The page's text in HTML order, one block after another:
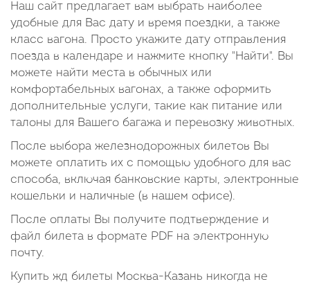
Наш сайт предлагает вам выбрать наиболее
удобные для Вас дату и время поездки, а также
класс вагона. Просто укажите дату отправления
поезда в календаре и нажмите кнопку "Найти". Вы
можете найти места в обычных или
комфортабельных вагонах, а также оформить
дополнительные услуги, такие как питание или
талоны для Вашего багажа и перевозку животных.
После выбора железнодорожных билетов Вы
можете оплатить их с помощью удобного для вас
способа, включая банковские карты, электронные
кошельки и наличные (в нашем офисе).
После оплаты Вы получите подтверждение и
файл билета в формате PDF на электронную
почту.
Купить жд билеты Москва-Казань никогда не
5
6 7 8 9 10
11
12
13 14 15 16 17
18
19
20 21 22 23
31